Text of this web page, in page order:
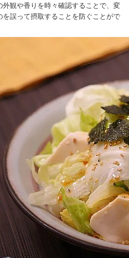
観や香りを時々確認することで、変
誤って摂取することを防ぐことがで